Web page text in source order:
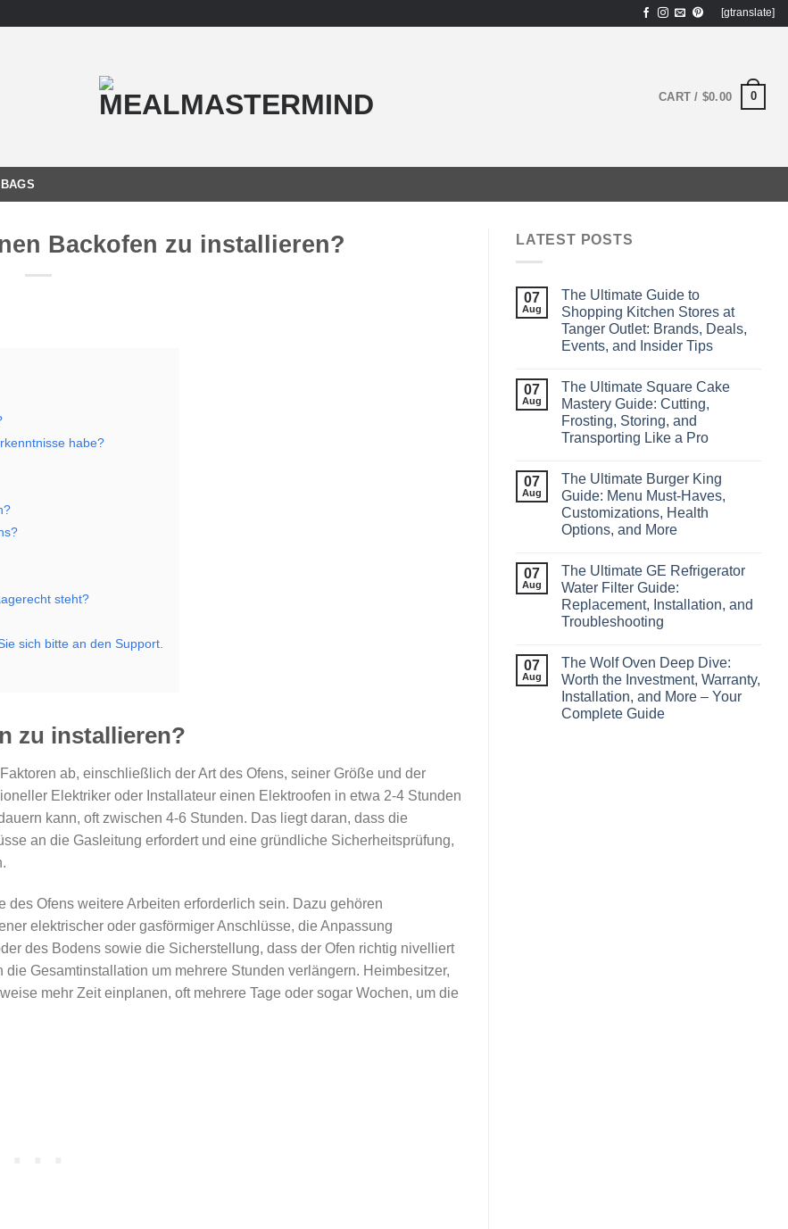
[gtranslate]
CART / $0.00 0
Backofen zu installieren?
habe?
steht?
sich bitte an den Support.
zu installieren?
ab, einschließlich der Art des Ofens, seiner Größe und der
Elektriker oder Installateur einen Elektroofen in etwa 2-4 Stunden
kann, oft zwischen 4-6 Stunden. Das liegt daran, dass die
an die Gasleitung erfordert und eine gründliche Sicherheitsprüfung,
Ofens weitere Arbeiten erforderlich sein. Dazu gehören
elektrischer oder gasförmiger Anschlüsse, die Anpassung
des Bodens sowie die Sicherstellung, dass der Ofen richtig nivelliert
Gesamtinstallation um mehrere Stunden verlängern. Heimbesitzer,
mehr Zeit einplanen, oft mehrere Tage oder sogar Wochen, um die
LATEST POSTS
07
Aug
The Ultimate Guide to
Shopping Kitchen Stores at
Tanger Outlet: Brands, Deals,
Events, and Insider Tips
07
Aug
The Ultimate Square Cake
Mastery Guide: Cutting,
Frosting, Storing, and
Transporting Like a Pro
07
Aug
The Ultimate Burger King
Guide: Menu Must‑Haves,
Customizations, Health
Options, and More
07
Aug
The Ultimate GE Refrigerator
Water Filter Guide:
Replacement, Installation, and
Troubleshooting
07
Aug
The Wolf Oven Deep Dive:
Worth the Investment, Warranty,
Installation, and More – Your
Complete Guide